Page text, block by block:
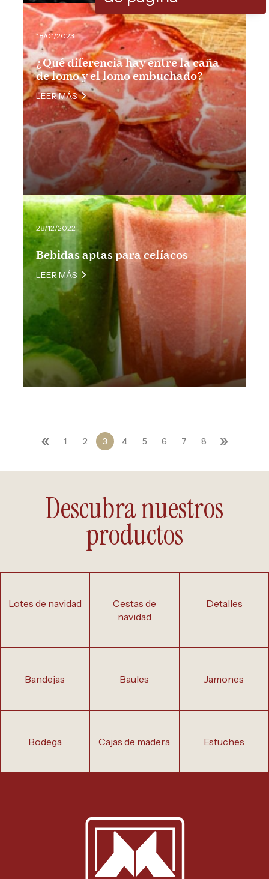
18/01/2023
¿Qué diferencia hay entre la caña
de lomo y el lomo embuchado?
LEER MÁS
28/12/2022
Bebidas aptas para celíacos
LEER MÁS
« 1 2 3 4 5 6 7 8 »
Descubra nuestros
productos
lotes de navidad
cestas de
navidad
detalles
bandejas baules jamones
bodega cajas de madera estuches